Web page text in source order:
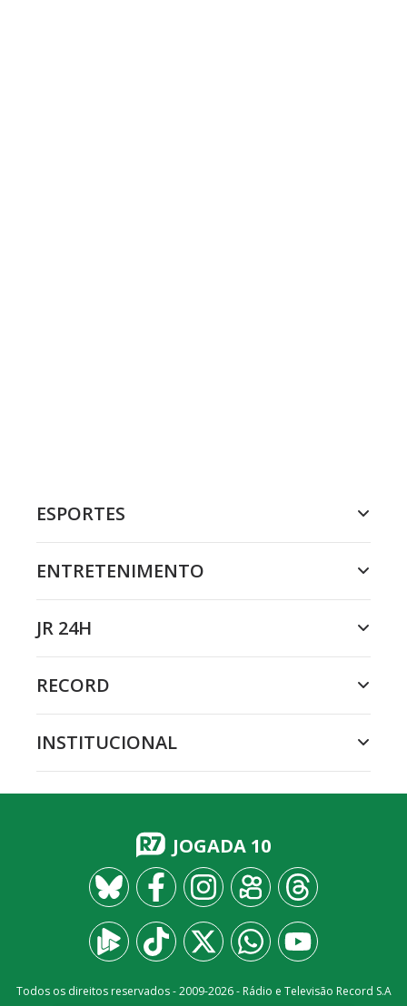
ESPORTES
ENTRETENIMENTO
JR 24H
RECORD
INSTITUCIONAL
JOGADA 10
Todos os direitos reservados - 2009-2026- Rádio e Televisão Record S.A